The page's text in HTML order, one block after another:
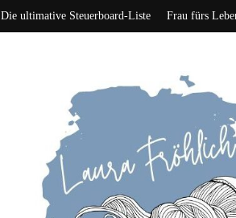
Die ultimative Steuerboard-Liste Frau fürs